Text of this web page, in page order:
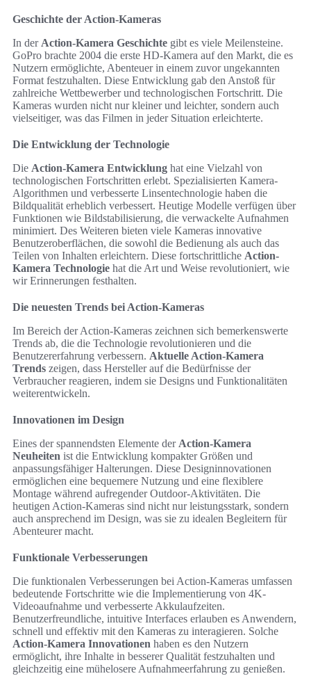
Geschichte der Action-Kameras
In der Action-Kamera Geschichte gibt es viele Meilensteine.
GoPro brachte 2004 die erste HD-Kamera auf den Markt, die es
Nutzern ermöglichte, Abenteuer in einem zuvor ungekannten
Format festzuhalten. Diese Entwicklung gab den Anstoß für
zahlreiche Wettbewerber und technologischen Fortschritt. Die
Kameras wurden nicht nur kleiner und leichter, sondern auch
vielseitiger, was das Filmen in jeder Situation erleichterte.
Die Entwicklung der Technologie
Die Action-Kamera Entwicklung hat eine Vielzahl von
technologischen Fortschritten erlebt. Spezialisierten Kamera-
Algorithmen und verbesserte Linsentechnologie haben die
Bildqualität erheblich verbessert. Heutige Modelle verfügen über
Funktionen wie Bildstabilisierung, die verwackelte Aufnahmen
minimiert. Des Weiteren bieten viele Kameras innovative
Benutzeroberflächen, die sowohl die Bedienung als auch das
Teilen von Inhalten erleichtern. Diese fortschrittliche Action-
Kamera Technologie hat die Art und Weise revolutioniert, wie
wir Erinnerungen festhalten.
Die neuesten Trends bei Action-Kameras
Im Bereich der Action-Kameras zeichnen sich bemerkenswerte
Trends ab, die die Technologie revolutionieren und die
Benutzererfahrung verbessern. Aktuelle Action-Kamera
Trends zeigen, dass Hersteller auf die Bedürfnisse der
Verbraucher reagieren, indem sie Designs und Funktionalitäten
weiterentwickeln.
Innovationen im Design
Eines der spannendsten Elemente der Action-Kamera
Neuheiten ist die Entwicklung kompakter Größen und
anpassungsfähiger Halterungen. Diese Designinnovationen
ermöglichen eine bequemere Nutzung und eine flexiblere
Montage während aufregender Outdoor-Aktivitäten. Die
heutigen Action-Kameras sind nicht nur leistungsstark, sondern
auch ansprechend im Design, was sie zu idealen Begleitern für
Abenteurer macht.
Funktionale Verbesserungen
Die funktionalen Verbesserungen bei Action-Kameras umfassen
bedeutende Fortschritte wie die Implementierung von 4K-
Videoaufnahme und verbesserte Akkulaufzeiten.
Benutzerfreundliche, intuitive Interfaces erlauben es Anwendern,
schnell und effektiv mit den Kameras zu interagieren. Solche
Action-Kamera Innovationen haben es den Nutzern
ermöglicht, ihre Inhalte in besserer Qualität festzuhalten und
gleichzeitig eine mühelosere Aufnahmeerfahrung zu genießen.